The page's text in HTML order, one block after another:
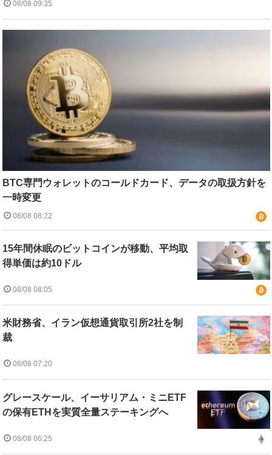
08/08 09:35
BTC専門ウォレットのコールドカード、データの取扱方針を
一時変更
08/08 08:22
15年間休眠のビットコインが移動、平均取
得単価は約10ドル
08/08 08:05
米財務省、イラン仮想通貨取引所2社を制
裁
08/08 07:20
グレースケール、イーサリアム・ミニETF
の保有ETHを実質全量ステーキングへ
08/08 06:25